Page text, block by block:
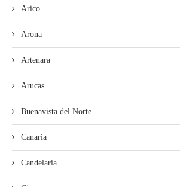
Arico
Arona
Artenara
Arucas
Buenavista del Norte
Canaria
Candelaria